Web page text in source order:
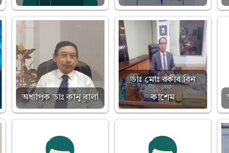
অধ্যাপক ডাঃ কানু বালা
ডাঃ মোঃ রকীব বিন
কাশেম